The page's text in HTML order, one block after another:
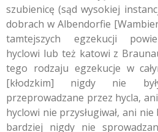
szubienicę (sąd wysokiej
dobrach w Albendorfie
tamtejszych egzekucji
hyclowi lub też katowi z
tego rodzaju egzekucje w
[kłodzkim] nigdy nie
przeprowadzane przez hycla,
hyclowi nie przysługiwał, ani
bardziej nigdy nie